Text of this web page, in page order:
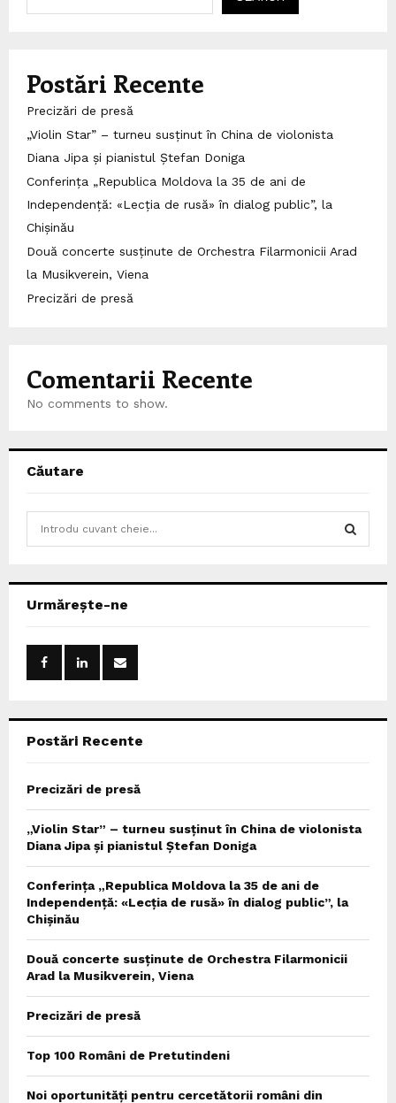
Postări Recente
Precizări de presă
„Violin Star” – turneu susținut în China de violonista
Diana Jipa și pianistul Ștefan Doniga
Conferința „Republica Moldova la 35 de ani de
Independență: «Lecția de rusă» în dialog public”, la
Chișinău
Două concerte susținute de Orchestra Filarmonicii Arad
la Musikverein, Viena
Precizări de presă
Comentarii Recente
No comments to show.
Căutare
h
Urmărește-ne
Postări Recente
Precizări de presă
„Violin Star” – turneu susținut în China de violonista
Diana Jipa și pianistul Ștefan Doniga
Conferința „Republica Moldova la 35 de ani de
Independență: «Lecția de rusă» în dialog public”, la
Chișinău
Două concerte susținute de Orchestra Filarmonicii
Arad la Musikverein, Viena
Precizări de presă
Top 100 Români de Pretutindeni
Noi oportunități pentru cercetătorii români din